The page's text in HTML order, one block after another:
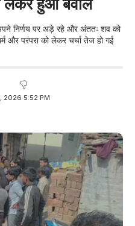
निर्णय पर अड़े रहे और अंततः शव को
और परंपरा को लेकर चर्चा तेज हो गई
2026 5:52 PM